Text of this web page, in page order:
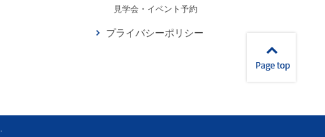
見学会・イベント予約
プライバシーポリシー